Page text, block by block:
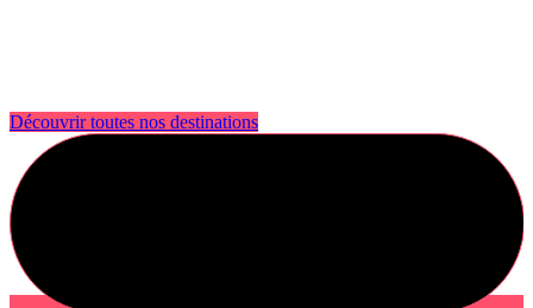
Découvrir toutes nos destinations